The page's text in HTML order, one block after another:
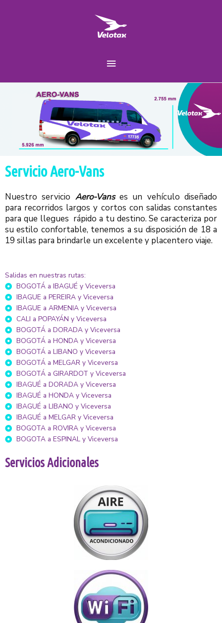
Menú
principal
Servicio Aero-Vans
Nuestro servicio Aero-Vanses un vehículo diseñado
para recorridos largos y cortos con salidas constantes
para que llegues rápido a tu destino. Se caracteriza por
su estilo confortable, tenemos a su disposición de 18 a
19 sillas para brindarle un excelente y placentero viaje.
Salidas en nuestras rutas:
BOGOTÁ a IBAGUÉ y Viceversa
IBAGUE a PEREIRA y Viceversa
IBAGUE a ARMENIA y Viceversa
CALI a POPAYÁN y Viceversa
BOGOTÁ a DORADA y Viceversa
BOGOTÁ a HONDA y Viceversa
BOGOTÁ a LIBANO y Viceversa
BOGOTÁ a MELGAR y Viceversa
BOGOTÁ a GIRARDOT y Viceversa
IBAGUÉ a DORADA y Viceversa
IBAGUÉ a HONDA y Viceversa
IBAGUÉ a LIBANO y Viceversa
IBAGUÉ a MELGAR y Viceversa
BOGOTA a ROVIRA y Viceversa
BOGOTA a ESPINAL y Viceversa
Servicios Adicionales